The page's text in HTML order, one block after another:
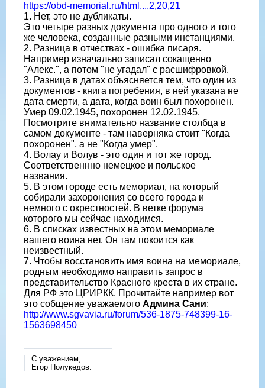
https://obd-memorial.ru/html....2,20,21
1. Нет, это не дубликаты.
Это четыре разных документа про одного и того
же человека, созданные разными инстанциями.
2. Разница в отчествах - ошибка писаря.
Например изначально записал сокащенно
"Алекс.", а потом "не угадал" с расшифровкой.
3. Разница в датах объясняется тем, что один из
документов - книга погребения, в ней указана не
дата смерти, а дата, когда воин был похоронен.
Умер 09.02.1945, похоронен 12.02.1945.
Посмотрите внимательно название столбца в
самом документе - там наверняка стоит "Когда
похоронен", а не "Когда умер".
4. Волау и Волув - это один и тот же город.
Соответственнно немецкое и польское
названия.
5. В этом городе есть мемориал, на который
собирали захоронения со всего города и
немного с окрестностей. В ветке форума
которого мы сейчас находимся.
6. В списках известных на этом мемориале
вашего воина нет. Он там покоится как
неизвестный.
7. Чтобы восстановить имя воина на мемориале,
родным необходимо направить запрос в
представительство Красного креста в их стране.
Для РФ это ЦРИРКК. Прочитайте например вот
это собщение уважаемого Админа Сани:
http://www.sgvavia.ru/forum/536-1875-748399-16-
1563698450
С уважением,
Егор Полукедов.